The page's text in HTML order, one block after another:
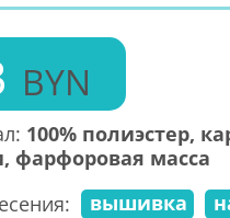
BYN
100% полиэстер,
фарфоровая масса
вышивка